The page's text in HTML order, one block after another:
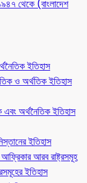
থেকে (বাংলাদেশ
ইতিহাস
ও অর্থতিক ইতিহাস
এবং অর্থনৈতিক ইতিহাস
ইতিহাস
আরব রাষ্ট্রসমূহ
ইতিহাস